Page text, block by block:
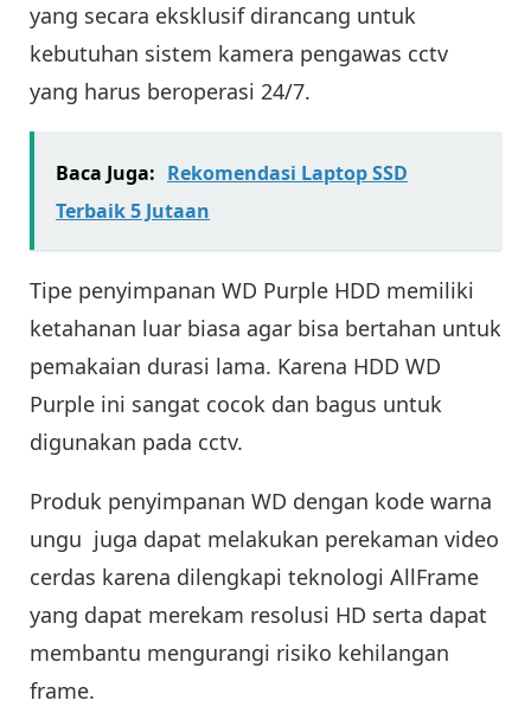
yang secara eksklusif dirancang untuk
kebutuhan sistem kamera pengawas cctv
yang harus beroperasi 24/7.
Baca Juga: Rekomendasi Laptop SSD
Terbaik 5 Jutaan
Tipe penyimpanan WD Purple HDD memiliki
ketahanan luar biasa agar bisa bertahan untuk
pemakaian durasi lama. Karena HDD WD
Purple ini sangat cocok dan bagus untuk
digunakan pada cctv.
Produk penyimpanan WD dengan kode warna
ungu juga dapat melakukan perekaman video
cerdas karena dilengkapi teknologi AllFrame
yang dapat merekam resolusi HD serta dapat
membantu mengurangi risiko kehilangan
frame.